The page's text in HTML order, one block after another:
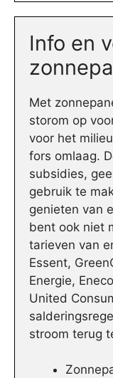
Info en
Met
storom op
voor het
fors omlaag.
subsidies,
gebruik te
genieten van
bent ook niet
tarieven van
Essent,
Energie,
United
stroom terug